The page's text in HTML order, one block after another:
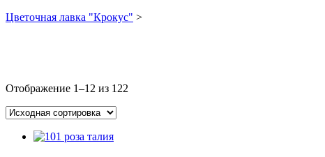
Цветочная лавка "Крокус" >
Отображение 1–12 из 122